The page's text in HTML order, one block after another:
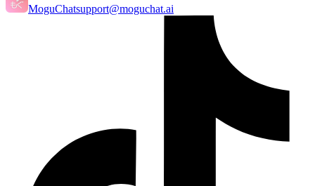
MoguChatsupport@moguchat.ai